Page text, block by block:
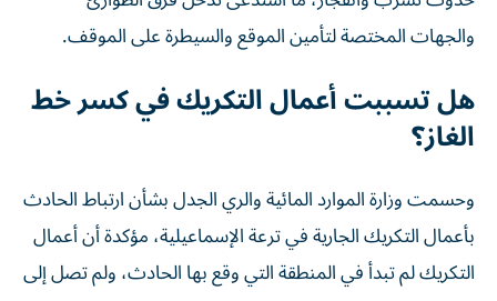
والجهات المختصة لتأمين الموقع والسيطرة على الموقف.
هل تسببت أعمال التكريك في كسر خط
الغاز؟
وحسمت وزارة الموارد المائية والري الجدل بشأن ارتباط الحادث
بأعمال التكريك الجارية في ترعة الإسماعيلية، مؤكدة أن أعمال
التكريك لم تبدأ في المنطقة التي وقع بها الحادث، ولم تصل إلى